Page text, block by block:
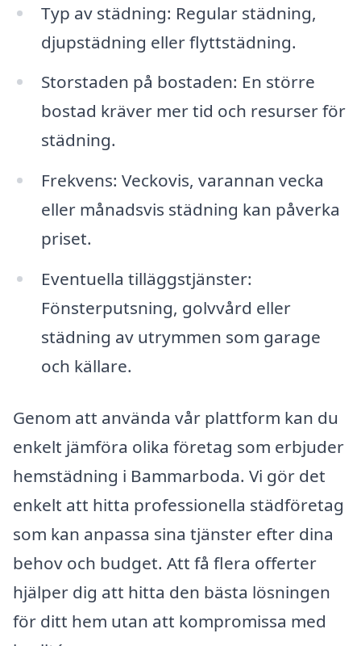
Typ av städning: Regular städning,
djupstädning eller flyttstädning.
Storstaden på bostaden: En större
bostad kräver mer tid och resurser för
städning.
Frekvens: Veckovis, varannan vecka
eller månadsvis städning kan påverka
priset.
Eventuella tilläggstjänster:
Fönsterputsning, golvvård eller
städning av utrymmen som garage
och källare.
Genom att använda vår plattform kan du
enkelt jämföra olika företag som erbjuder
hemstädning i Bammarboda. Vi gör det
enkelt att hitta professionella städföretag
som kan anpassa sina tjänster efter dina
behov och budget. Att få flera offerter
hjälper dig att hitta den bästa lösningen
för ditt hem utan att kompromissa med